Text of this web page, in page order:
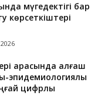
мүгедектігі бар
көрсеткіштері
арасында алғаш
эпидемиологиялық
цифрлық